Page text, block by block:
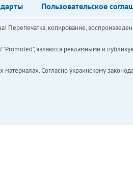
Пользовательское
копирование,
являются рекламными и
Согласно украинскому